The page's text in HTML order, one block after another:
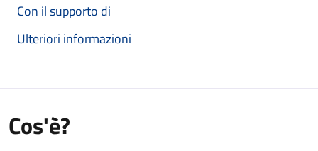
Con il supporto di
Ulteriori informazioni
Cos'è?